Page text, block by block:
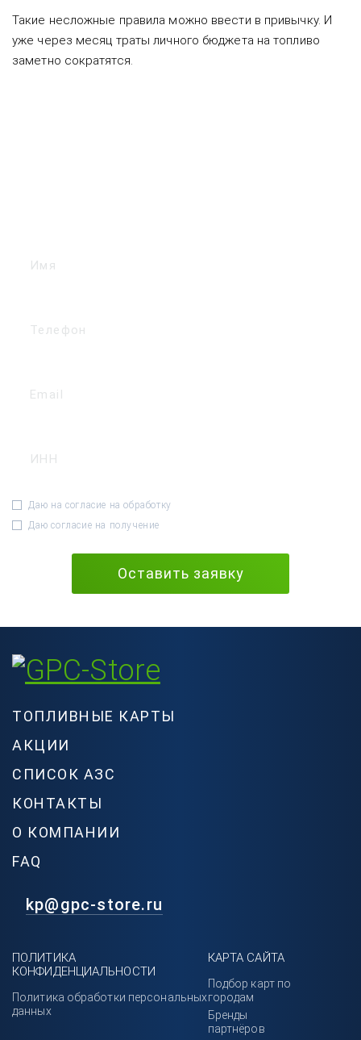
Такие несложные правила можно ввести в привычку. И
уже через месяц траты личного бюджета на топливо
заметно сократятся.
Даю на согласие на обработку
Даю согласие на получение
ТОПЛИВНЫЕ КАРТЫ
АКЦИИ
СПИСОК АЗС
КОНТАКТЫ
О КОМПАНИИ
FAQ
kp@gpc-store.ru
ПОЛИТИКА
КОНФИДЕНЦИАЛЬНОСТИ
Политика обработки персональных
данных
КАРТА САЙТА
Подбор карт по
городам
Бренды
партнёров